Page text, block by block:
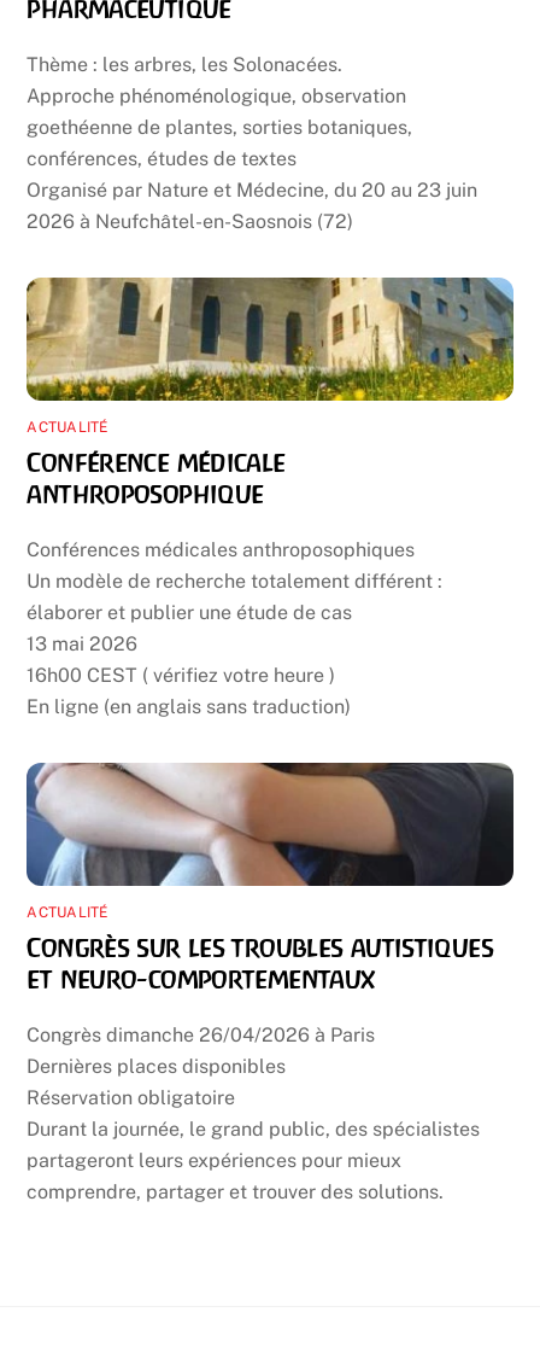
pharmaceutique
Thème : les arbres, les Solonacées.
Approche phénoménologique, observation
goethéenne de plantes, sorties botaniques,
conférences, études de textes
Organisé par Nature et Médecine, du 20 au 23 juin
2026 à Neufchâtel-en-Saosnois (72)
ACTUALITÉ
Conférence médicale
anthroposophique
Conférences médicales anthroposophiques
Un modèle de recherche totalement différent :
élaborer et publier une étude de cas
13 mai 2026
16h00 CEST ( vérifiez votre heure )
En ligne (en anglais sans traduction)
ACTUALITÉ
Congrès sur les troubles autistiques
et neuro-comportementaux
Congrès dimanche 26/04/2026 à Paris
Dernières places disponibles
Réservation obligatoire
Durant la journée, le grand public, des spécialistes
partageront leurs expériences pour mieux
comprendre, partager et trouver des solutions.